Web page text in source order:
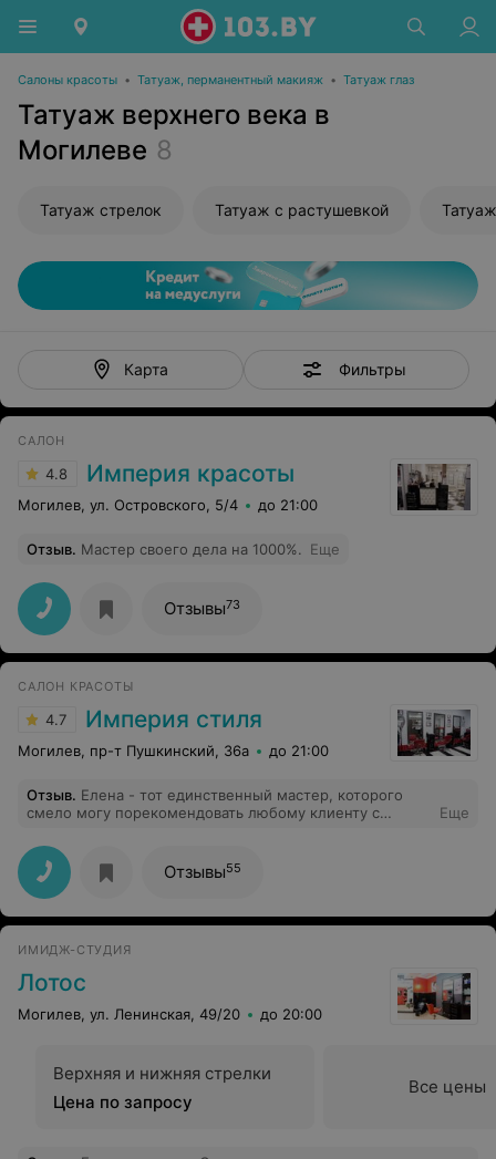
Салоны красоты • Татуаж, перманентный макияж • Татуаж глаз
Татуаж верхнего века в
Могилеве 8
Татуаж стрелок Татуаж с растушевкой
Карта Фильтры
САЛОН
4.8 Империя красоты
Могилев, ул. Островского, 5/4 до 21:00
Отзыв. Мастер своего дела на 1000%. Еще
Отзывы73
САЛОН КРАСОТЫ
4.7 Империя стиля
Могилев, пр-т Пушкинский, 36а до 21:00
Отзыв. Елена - тот единственный мастер, которого
смело могу порекомендовать любому клиенту с
волосами! Всегда чётко, профессионально, по
существу и с любовью к своему делу! Спасибо за
всегда оправданные ожидания!
Еще
Отзывы55
ИМИДЖ-СТУДИЯ
Лотос
Могилев, ул. Ленинская, 49/20 до 20:00
Верхняя и нижняя стрелки
Цена по запросу
Все цены